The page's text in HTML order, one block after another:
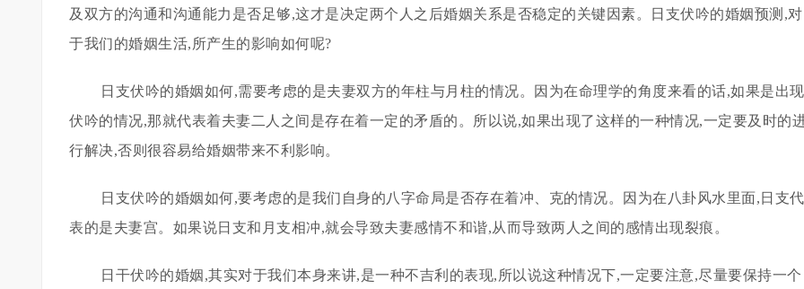
及双方的沟通和沟通能力是否足够,这才是决定两个人之后婚姻关系是否稳定的关键因素。日支伏吟的婚姻预测,对
于我们的婚姻生活,所产生的影响如何呢?
日支伏吟的婚姻如何,需要考虑的是夫妻双方的年柱与月柱的情况。因为在命理学的角度来看的话,如果是出现
伏吟的情况,那就代表着夫妻二人之间是存在着一定的矛盾的。所以说,如果出现了这样的一种情况,一定要及时的
行解决,否则很容易给婚姻带来不利影响。
日支伏吟的婚姻如何,要考虑的是我们自身的八字命局是否存在着冲、克的情况。因为在八卦风水里面,日支代
表的是夫妻宫。如果说日支和月支相冲,就会导致夫妻感情不和谐,从而导致两人之间的感情出现裂痕。
日干伏吟的婚姻,其实对于我们本身来讲,是一种不吉利的表现,所以说这种情况下,一定要注意,尽量要保持一个